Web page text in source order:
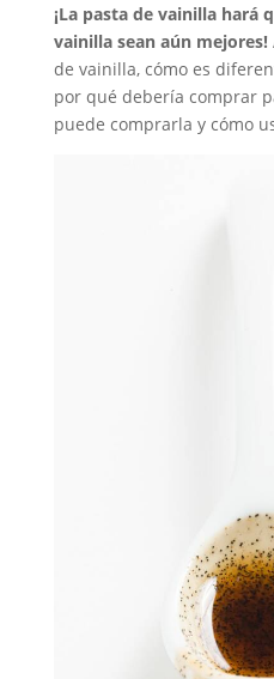
¡La pasta de vainilla hará
vainilla sean aún mejores!
de vainilla, cómo es
por qué debería comprar
puede comprarla y cómo